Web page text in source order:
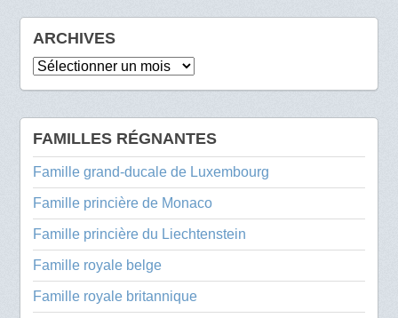
ARCHIVES
Archives
FAMILLES RÉGNANTES
Famille grand-ducale de Luxembourg
Famille princière de Monaco
Famille princière du Liechtenstein
Famille royale belge
Famille royale britannique